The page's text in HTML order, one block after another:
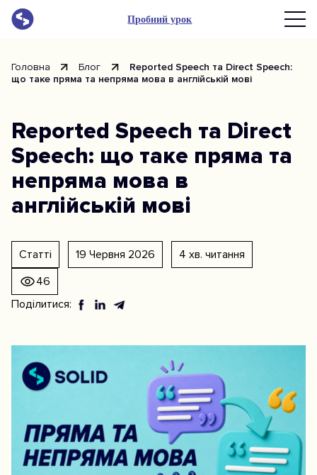
Пробний урок
Головна Блог
Reported Speech та Direct Speech:
що таке пряма та непряма мова в англійській мові
Reported Speech та Direct
Speech: що таке пряма та
непряма мова в
англійській мові
Статті 19 Червня 2026
4 хв. читання
46
Поділитися: